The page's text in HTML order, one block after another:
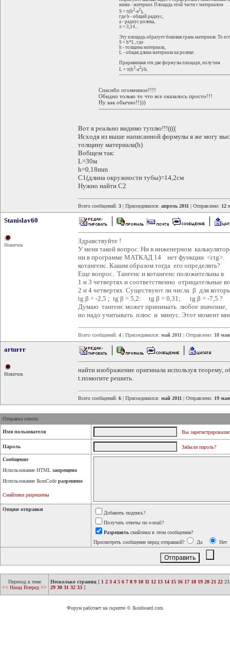
ними - материал. Площадь этой части с материалом
S = π(b2-a2),
где b - общий радиус,
a - радиус ролика,
π = 3,14...
Эту площадь образует боковая грань материала. То
S = h*L, где
h - толщина материала,
L - общая длина материала на ролике.
Приравнивая эти две формулы площади, получим
L = π(b2-a2)/h.
Спасибо огоменное!!!!
Обидно только то что все оказалось просто!!!
Ну как обычно!!)))
Вот я реально видимо туплю!!!((((
Исходя из выше написанной формулы я же могу
толщину материала(h)
Вобщем так:
L=30м
h=0,18mm
С1(длина окружности тубы)=14,2см
Нужно найти С2
Всего сообщений: 3 | Присоединился: апрель 2011 | Отправлено: 12
Stanislav60
Новичок
Здравствуйте !
У меня такой вопрос. Ни в инженерном
ни в программе МАТКАД 14 нет функции <ctg>.
котангенс. Каким образом тогда его определять?
Еще вопрос. Тангенс и котангенс положительны в
1 и 3 четвертях и соответственно отрицательные во
2 и 4 четвертях. Существуют ли числа β для
tg β = -2,5 ; tg β = 5,2: tg β = 0,31; tg β = -7,5 ?
Думаю тангенс может принимать любое значение,
но надо учитывать плюс и минус. Этот момент
Всего сообщений: 4 | Присоединился: май 2011 | Отправлено: 18
arturrr
Новичок
найти изображение оригинала используя теорему,
t.помогите решить.
Всего сообщений: 6 | Присоединился: май 2011 | Отправлено: 19
Отправка ответа:
Имя пользователя Вы
Пароль Забыли пароль?
Сообщение
Использование HTML запрещено
Использование IkonCode разрешено
Смайлики разрешены
Опции отправки
Добавить подпись?
Получать ответы по e-mail?
Разрешить смайлики в этом сообщении?
Просмотреть сообщение перед отправкой?
Да Нет
Переход к теме
<< Назад Вперед >>
Несколько страниц [ 1 2 3 4 5 6 7 8 9 10 11 12 13 14 15 16 17 18 19 20 21 22 23
29 30 31 32 33 ]
Форум работает на скрипте © Ikonboard.com